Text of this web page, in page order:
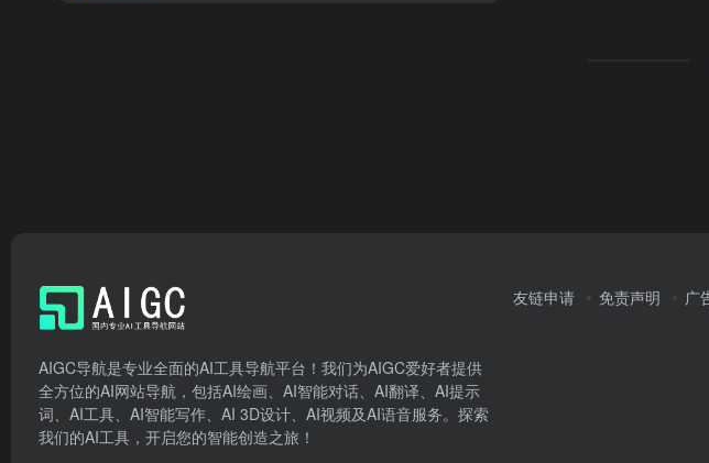
AIGC导航是专业全面的AI工具导航平台！我们为AIGC爱好者提供
全方位的AI网站导航，包括AI绘画、AI智能对话、AI翻译、AI提示
词、AI工具、AI智能写作、AI 3D设计、AI视频及AI语音服务。探索
我们的AI工具，开启您的智能创造之旅！
友链申请 免责声明 广